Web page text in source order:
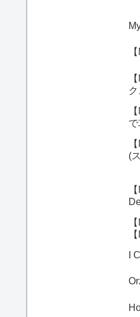
(
I